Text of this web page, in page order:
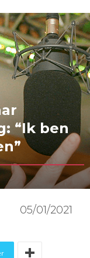
“Ik ben
05/01/2021